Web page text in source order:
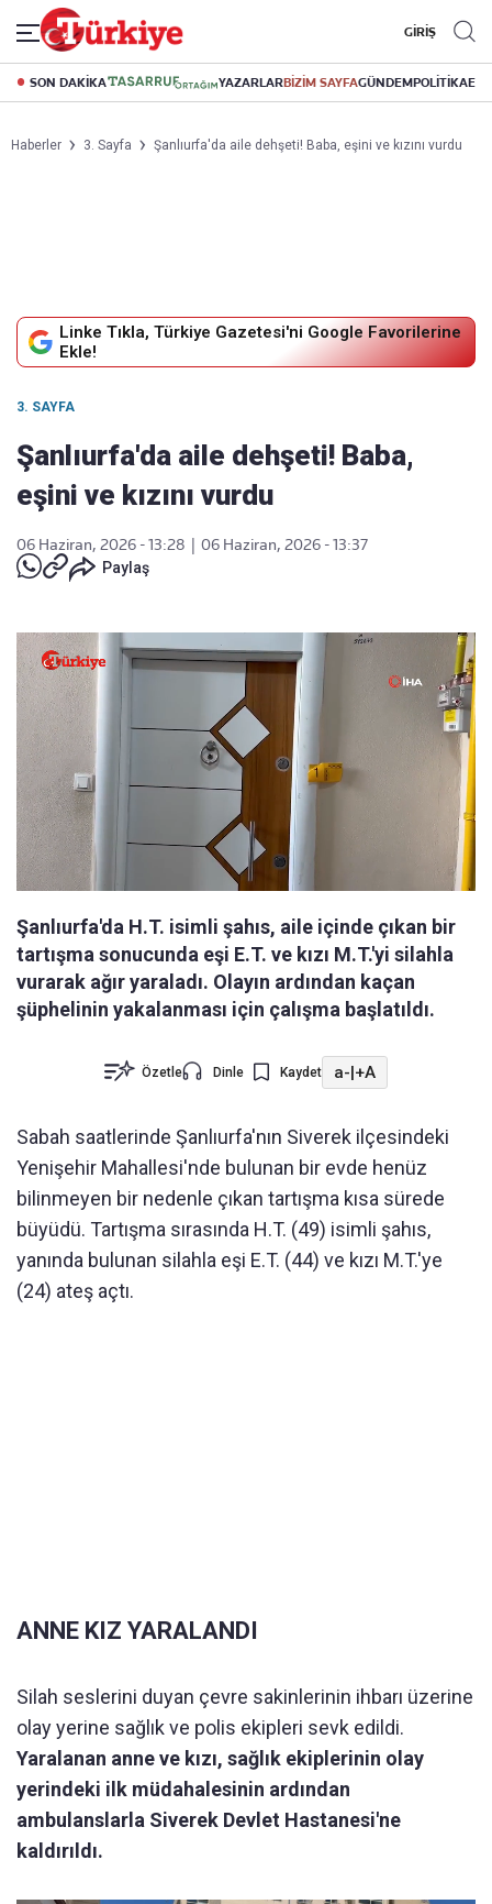
GİRİŞ
SON DAKİKA YAZARLARBİZİM SAYFAGÜNDEMPOLİTİKA
Haberler 3. Sayfa Şanlıurfa'da aile dehşeti! Baba, eşini ve kızını vurdu
Linke Tıkla, Türkiye Gazetesi'ni Google Favorilerine
Ekle!
3. SAYFA
Şanlıurfa'da aile dehşeti! Baba,
eşini ve kızını vurdu
06 Haziran, 2026 - 13:28
06 Haziran, 2026 - 13:37
Paylaş
Şanlıurfa'da H.T. isimli şahıs, aile içinde çıkan bir
tartışma sonucunda eşi E.T. ve kızı M.T.'yi silahla
vurarak ağır yaraladı. Olayın ardından kaçan
şüphelinin yakalanması için çalışma başlatıldı.
Özetle Dinle Kaydet a-|+A
Sabah saatlerinde Şanlıurfa'nın Siverek ilçesindeki
Yenişehir Mahallesi'nde bulunan bir evde henüz
bilinmeyen bir nedenle çıkan tartışma kısa sürede
büyüdü. Tartışma sırasında H.T. (49) isimli şahıs,
yanında bulunan silahla eşi E.T. (44) ve kızı M.T.'ye
(24) ateş açtı.
ANNE KIZ YARALANDI
Silah seslerini duyan çevre sakinlerinin ihbarı üzerine
olay yerine sağlık ve polis ekipleri sevk edildi.
Yaralanan anne ve kızı, sağlık ekiplerinin olay
yerindeki ilk müdahalesinin ardından
ambulanslarla Siverek Devlet Hastanesi'ne
kaldırıldı.